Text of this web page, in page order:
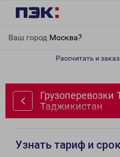
Ваш город Москва?
Рассчитать и
Грузоперевозки
Таджикистан
Узнать тариф и